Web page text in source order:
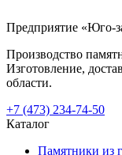
Предприятие «Юго-
Производство
Изготовление,
области.
+7 (473) 234-74-50
Каталог
Памятники из